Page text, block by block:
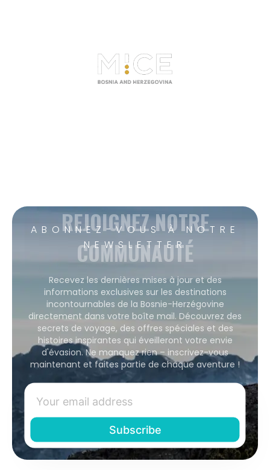
ABONNEZ-VOUS À NOTRE
NEWSLETTER
REJOIGNEZ NOTRE
COMMUNAUTÉ
Recevez les dernières mises à jour et des
informations exclusives sur les destinations
incontournables de la Bosnie-Herzégovine
directement dans votre boîte mail. Découvrez des
secrets de voyage, des offres spéciales et des
histoires inspirantes qui éveilleront votre envie
d'évasion. Ne manquez rien – inscrivez-vous
maintenant et faites partie de chaque aventure !